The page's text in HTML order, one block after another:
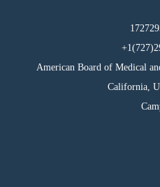
American Board of Medical
California,